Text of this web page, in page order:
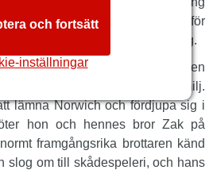
USA:s prestigefyllda företag för
av professionell brottning.
en outsider, men Paige gjorde en
i en professionell brottningsfamilj.
lämna Norwich och fördjupa sig i
hon och hennes bror Zak på
framgångsrika brottaren känd
slog om till skådespeleri, och hans
inställningar
och fortsätt